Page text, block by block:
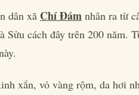
dân xã Chí Đám nhân ra từ
Sửu cách đây trên 200 năm.
xắn, vỏ vàng rộm, da hơi